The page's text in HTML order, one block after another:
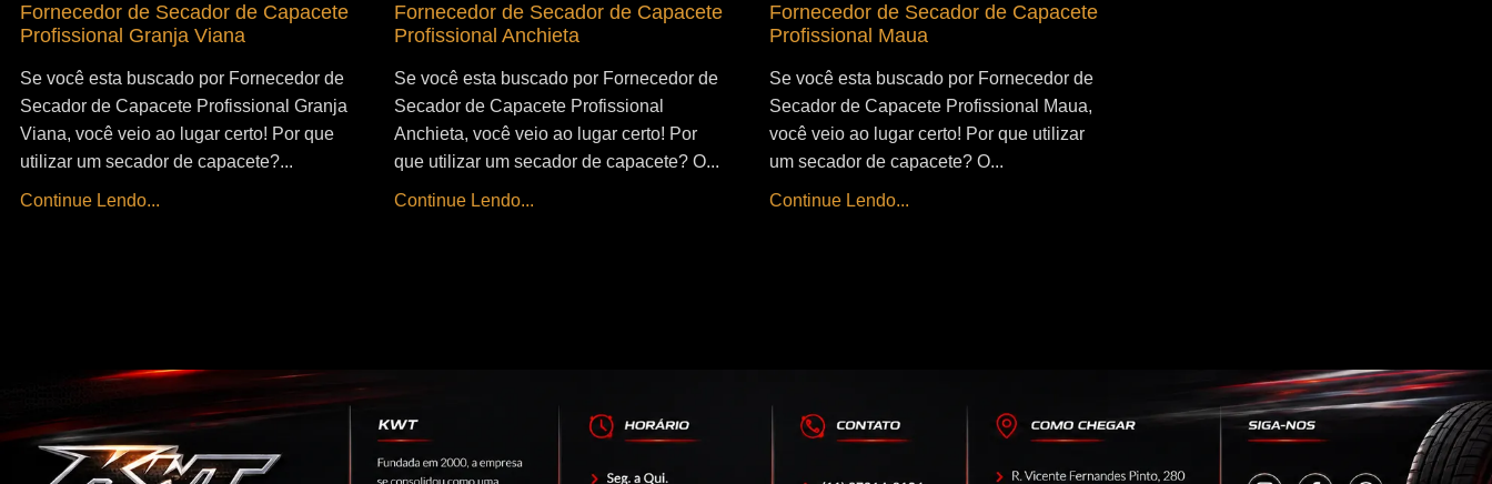
Fornecedor de Secador de Capacete
Profissional Granja Viana
Se você esta buscado por Fornecedor de
Secador de Capacete Profissional Granja
Viana, você veio ao lugar certo! Por que
utilizar um secador de capacete?...
Continue Lendo...
Fornecedor de Secador de Capacete
Profissional Anchieta
Se você esta buscado por Fornecedor de
Secador de Capacete Profissional
Anchieta, você veio ao lugar certo! Por
que utilizar um secador de capacete? O...
Continue Lendo...
Fornecedor de Secador de Capacete
Profissional Maua
Se você esta buscado por Fornecedor de
Secador de Capacete Profissional Maua,
você veio ao lugar certo! Por que utilizar
um secador de capacete? O...
Continue Lendo...